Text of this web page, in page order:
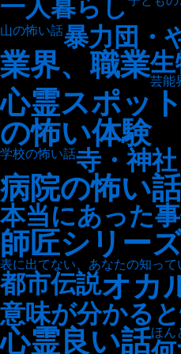
一人暮らし
山の怖い話暴力団・
業界、職業生
芸能
心霊スポッ
の怖い体験
学校の怖い話寺・神社
病院の怖い話
本当にあった
師匠シリー
表に出てない、あなたの知っ
都市伝説オカ
意味が分かる
心霊良い話ほん